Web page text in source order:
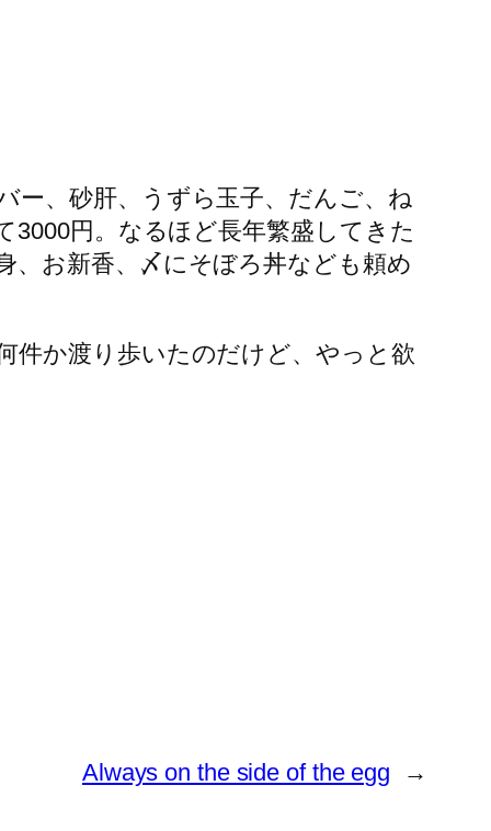
ー、砂肝、うずら玉子、だんご、ね
円。なるほど長年繁盛してきた
、お新香、〆にそぼろ丼なども頼め
件か渡り歩いたのだけど、やっと欲
Always on the side of the egg →